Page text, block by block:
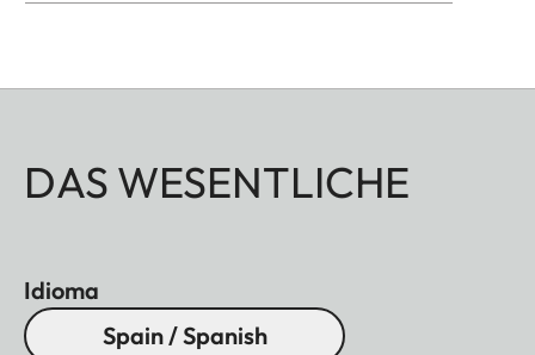
DAS WESENTLICHE
Idioma
Spain / Spanish